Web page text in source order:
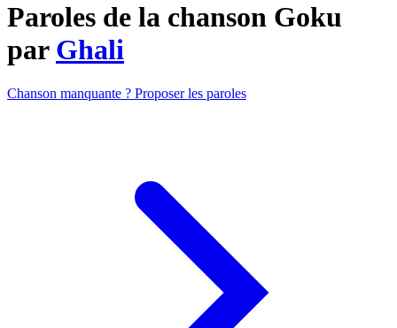
Paroles de la chanson Goku
par Ghali
Chanson manquante ? Proposer les paroles